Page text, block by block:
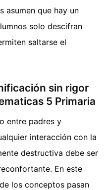
asumen que hay un
solo descifran
saltarse el
sin rigor
5 Primaria
entre padres y
interacción con la
destructiva debe ser
En este
los conceptos pasan